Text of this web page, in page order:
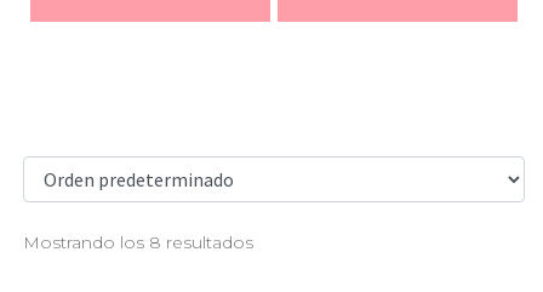
Mostrando los 8 resultados